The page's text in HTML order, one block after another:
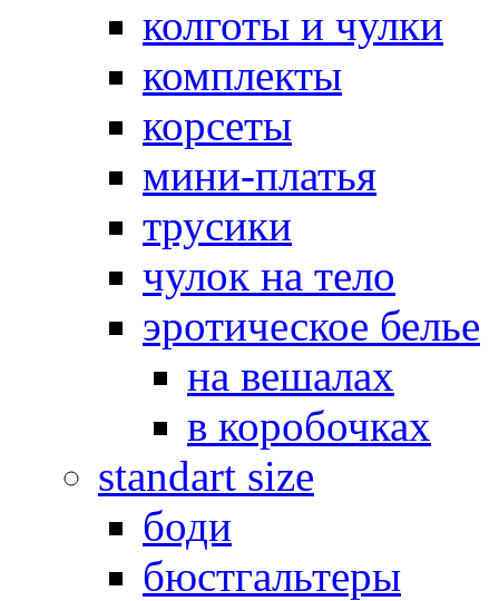
колготы и чулки
комплекты
корсеты
мини-платья
трусики
чулок на тело
эротическое белье
на вешалах
в коробочках
standart size
боди
бюстгальтеры